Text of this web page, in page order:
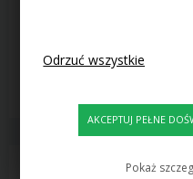
Pokaż
694,00
520,00PLN